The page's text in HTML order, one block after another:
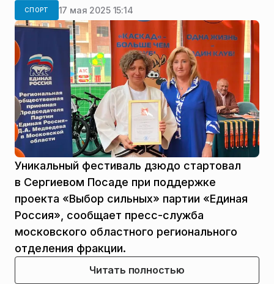
СПОРТ 17 мая 2025 15:14
Уникальный фестиваль дзюдо стартовал
в Сергиевом Посаде при поддержке
проекта «Выбор сильных» партии «Единая
Россия», сообщает пресс-служба
московского областного регионального
отделения фракции.
Читать полностью